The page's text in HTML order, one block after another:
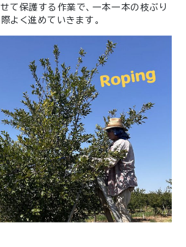
て保護する作業で、一本一本の枝ぶり
よく進めていきます。